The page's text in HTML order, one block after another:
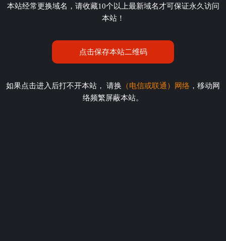
本站经常更换域名，请收藏10个以上最新域名才可保证永久访问
本站！
点击保存本站二维码
如果点击进入后打不开本站， 请换 （电信或联通）网络 ，移动网
络频繁屏蔽本站。